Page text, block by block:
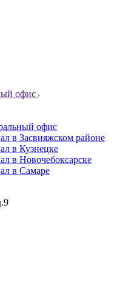
офис
офис
в Засвияжском районе
в Кузнецке
в Новочебоксарске
в Самаре